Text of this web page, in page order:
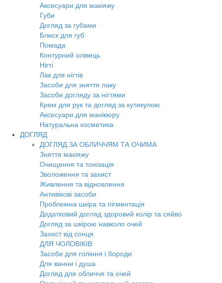
Аксесуари для макіяжу
Губи
Догляд за губами
Блиск для губ
Помада
Контурний олівець
Нігті
Лак для нігтів
Засоби для зняття лаку
Засоби догляду за нігтями
Крем для рук та догляд за кутикулою
Аксесуари для манікюру
Натуральна косметика
ДОГЛЯД
ДОГЛЯД ЗА ОБЛИЧЧЯМ ТА ОЧИМА
Зняття макіяжу
Очищення та тонізація
Зволоження та захист
Живлення та відновлення
Антивікові засоби
Проблемна шкіра та пігментація
Додатковий догляд здоровий колір та сяйво
Догляд за шкірою навколо очей
Захист від сонця
ДЛЯ ЧОЛОВІКІВ
Засоби для гоління і бороди
Для ванни і душа
Догляд для обличчя та очей